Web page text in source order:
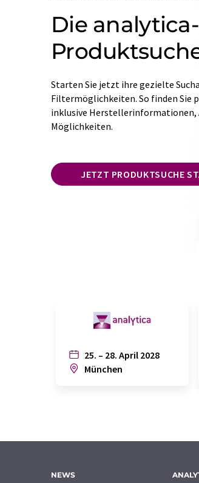
Die
Starten Sie jetzt ihre gezielte
Filtermöglichkeiten. So finden Sie
inklusive Herstellerinformationen,
Möglichkeiten.
JETZT PRODUKTSUCHE
25. – 28. April 2028
München
NEWS